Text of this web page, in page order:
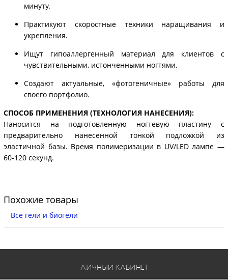
минуту.
Практикуют скоростные техники наращивания и
укрепления.
Ищут гипоаллергенный материал для клиентов с
чувствительными, истонченными ногтями.
Создают актуальные, «фотогеничные» работы для
своего портфолио.
СПОСОБ ПРИМЕНЕНИЯ (ТЕХНОЛОГИЯ НАНЕСЕНИЯ):
Наносится на подготовленную ногтевую пластину с
предварительно нанесенной тонкой подложкой из
эластичной базы. Время полимеризации в UV/LED лампе —
60-120 секунд.
Похожие товары
Все гели и биогели
ЛИЧНЫЙ КАБИНЕТ